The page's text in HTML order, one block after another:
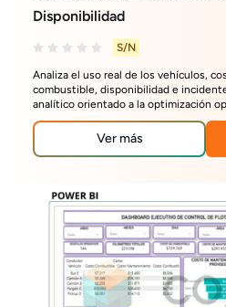
Disponibilidad
S/N
Analiza el uso real de los vehículos,
combustible, disponibilidad e
analítico orientado a la optimización
Ver más